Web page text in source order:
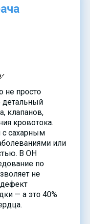
не просто
детальный
клапанов,
кровотока.
сахарным
или
В ОН
по
не
— а это 40%